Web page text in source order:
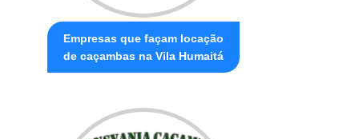
Empresas que façam locação
de caçambas na Vila Humaitá